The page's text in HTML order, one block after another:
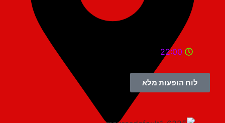
22:00
לוח הופעות מלא